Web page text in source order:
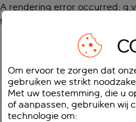
A rendering error occurred:
function
Om ervoor te zorgen dat
gebruiken we strikt
Met uw toestemming, die u
of aanpassen, gebruiken wij
technologie om: